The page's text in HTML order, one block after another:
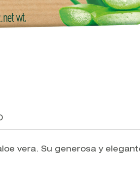
vera. Su generosa y